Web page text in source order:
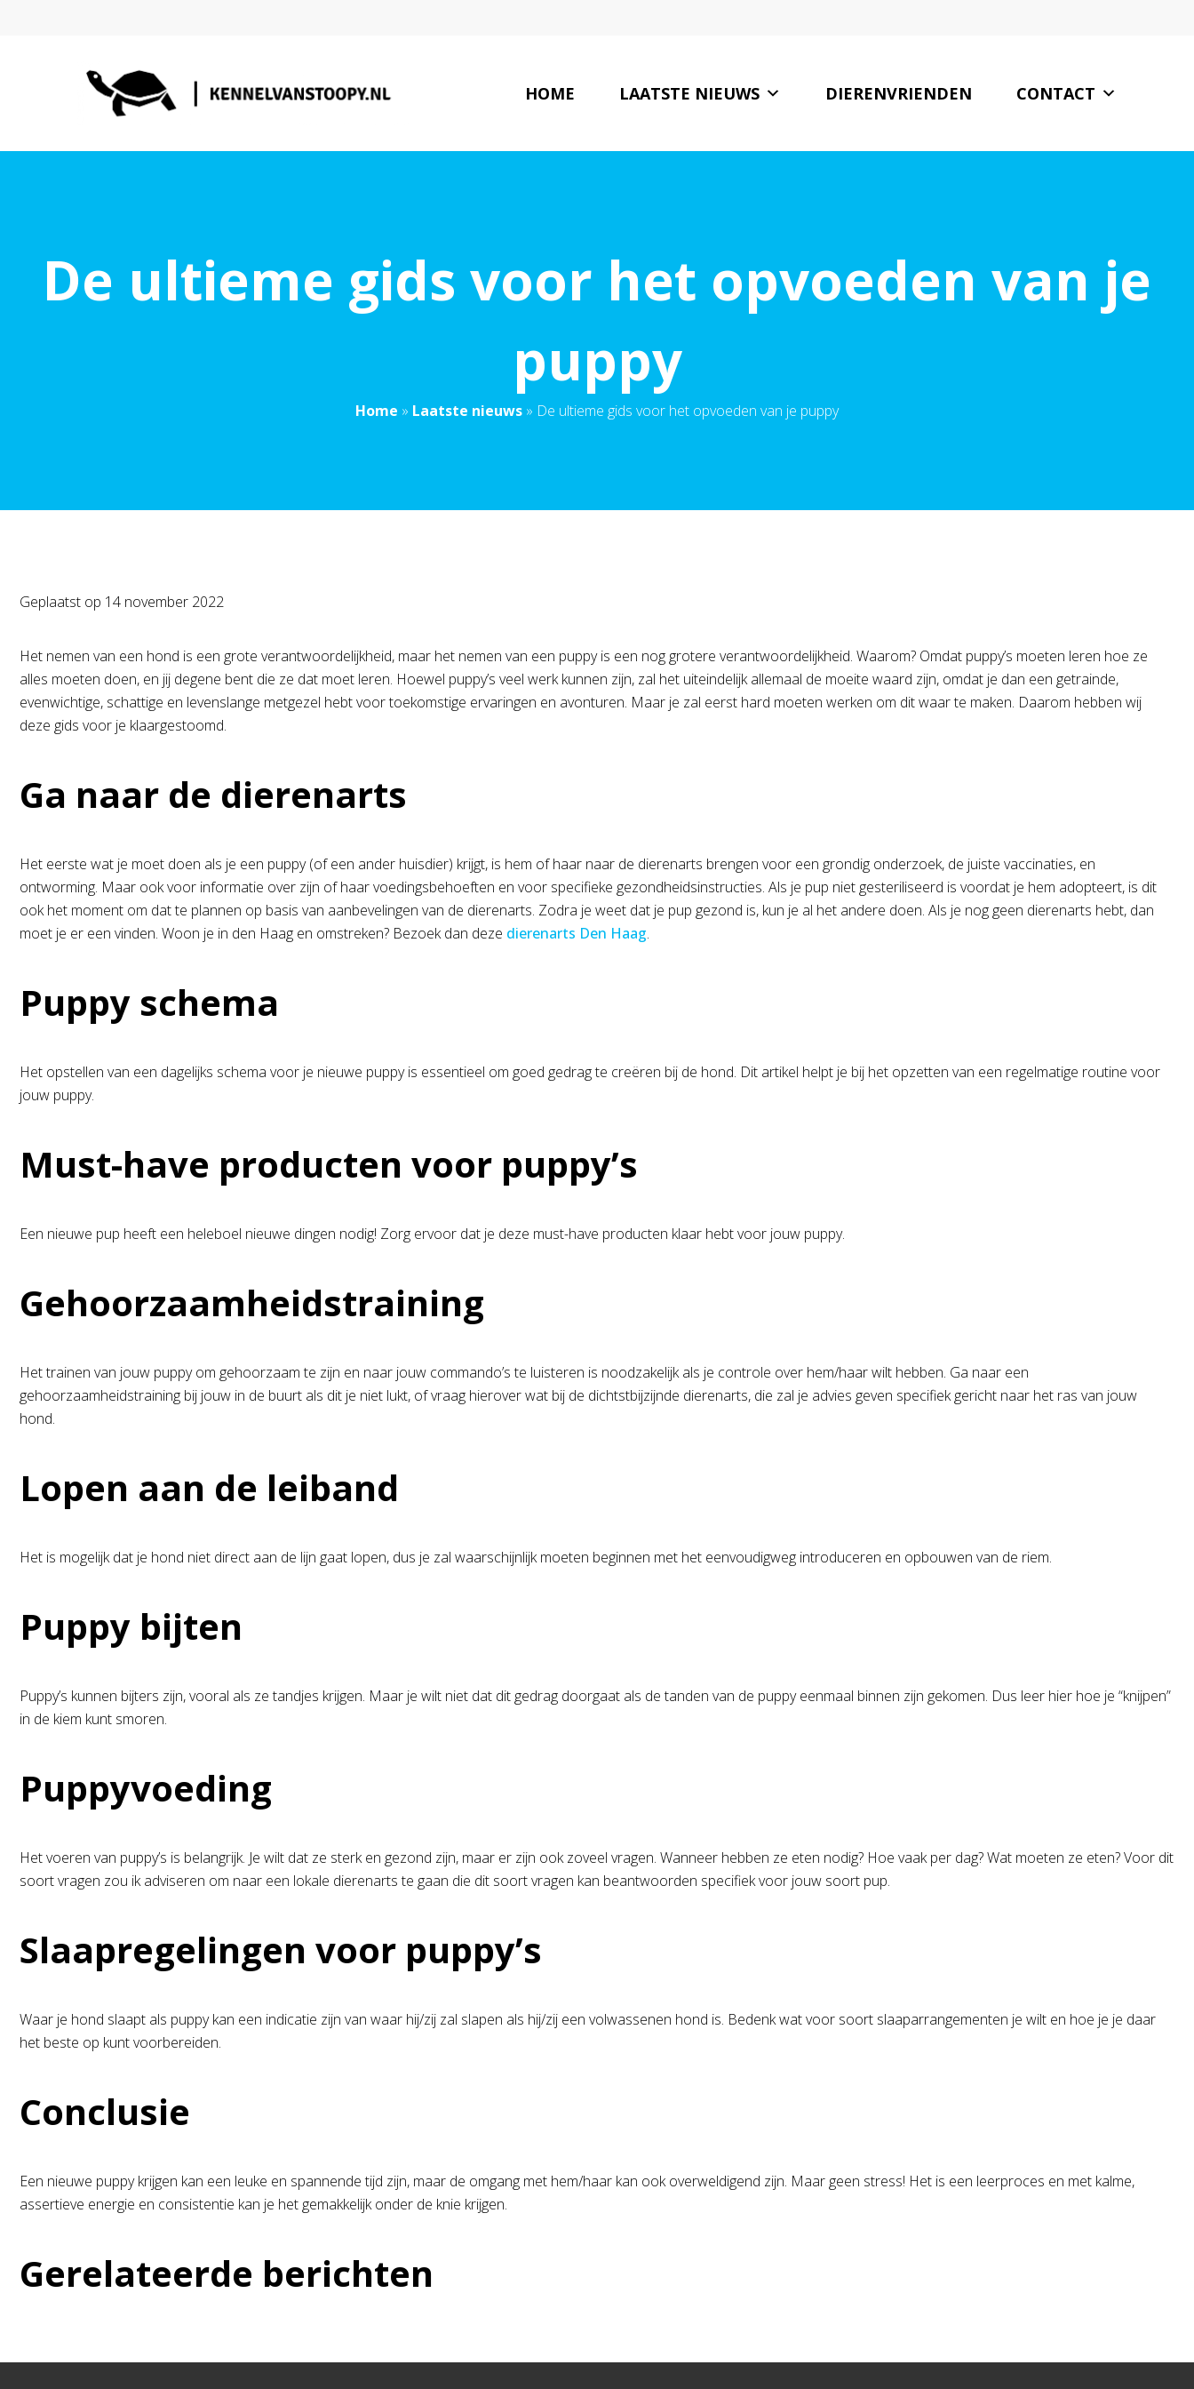
HOME LAATSTE NIEUWS DIERENVRIENDEN CONTACT
De ultieme gids voor het opvoeden van je
puppy
Home » Laatste nieuws » De ultieme gids voor het opvoeden van je puppy
Geplaatst op 14 november 2022
Het nemen van een hond is een grote verantwoordelijkheid, maar het nemen van een puppy is een nog grotere verantwoordelijkheid. Waarom? Omdat puppy’s moeten leren hoe ze
alles moeten doen, en jij degene bent die ze dat moet leren. Hoewel puppy’s veel werk kunnen zijn, zal het uiteindelijk allemaal de moeite waard zijn, omdat je dan een getrainde,
evenwichtige, schattige en levenslange metgezel hebt voor toekomstige ervaringen en avonturen. Maar je zal eerst hard moeten werken om dit waar te maken. Daarom hebben wij
deze gids voor je klaargestoomd.
Ga naar de dierenarts
Het eerste wat je moet doen als je een puppy (of een ander huisdier) krijgt, is hem of haar naar de dierenarts brengen voor een grondig onderzoek, de juiste vaccinaties, en
ontworming. Maar ook voor informatie over zijn of haar voedingsbehoeften en voor specifieke gezondheidsinstructies. Als je pup niet gesteriliseerd is voordat je hem adopteert, is dit
ook het moment om dat te plannen op basis van aanbevelingen van de dierenarts. Zodra je weet dat je pup gezond is, kun je al het andere doen. Als je nog geen dierenarts hebt, dan
moet je er een vinden. Woon je in den Haag en omstreken? Bezoek dan deze dierenarts Den Haag.
Puppy schema
Het opstellen van een dagelijks schema voor je nieuwe puppy is essentieel om goed gedrag te creëren bij de hond. Dit artikel helpt je bij het opzetten van een regelmatige routine voor
jouw puppy.
Must-have producten voor puppy’s
Een nieuwe pup heeft een heleboel nieuwe dingen nodig! Zorg ervoor dat je deze must-have producten klaar hebt voor jouw puppy.
Gehoorzaamheidstraining
Het trainen van jouw puppy om gehoorzaam te zijn en naar jouw commando’s te luisteren is noodzakelijk als je controle over hem/haar wilt hebben. Ga naar een
gehoorzaamheidstraining bij jouw in de buurt als dit je niet lukt, of vraag hierover wat bij de dichtstbijzijnde dierenarts, die zal je advies geven specifiek gericht naar het ras van jouw
hond.
Lopen aan de leiband
Het is mogelijk dat je hond niet direct aan de lijn gaat lopen, dus je zal waarschijnlijk moeten beginnen met het eenvoudigweg introduceren en opbouwen van de riem.
Puppy bijten
Puppy’s kunnen bijters zijn, vooral als ze tandjes krijgen. Maar je wilt niet dat dit gedrag doorgaat als de tanden van de puppy eenmaal binnen zijn gekomen. Dus leer hier hoe je “knijpen”
in de kiem kunt smoren.
Puppyvoeding
Het voeren van puppy’s is belangrijk. Je wilt dat ze sterk en gezond zijn, maar er zijn ook zoveel vragen. Wanneer hebben ze eten nodig? Hoe vaak per dag? Wat moeten ze eten? Voor dit
soort vragen zou ik adviseren om naar een lokale dierenarts te gaan die dit soort vragen kan beantwoorden specifiek voor jouw soort pup.
Slaapregelingen voor puppy’s
Waar je hond slaapt als puppy kan een indicatie zijn van waar hij/zij zal slapen als hij/zij een volwassenen hond is. Bedenk wat voor soort slaaparrangementen je wilt en hoe je je daar
het beste op kunt voorbereiden.
Conclusie
Een nieuwe puppy krijgen kan een leuke en spannende tijd zijn, maar de omgang met hem/haar kan ook overweldigend zijn. Maar geen stress! Het is een leerproces en met kalme,
assertieve energie en consistentie kan je het gemakkelijk onder de knie krijgen.
Gerelateerde berichten